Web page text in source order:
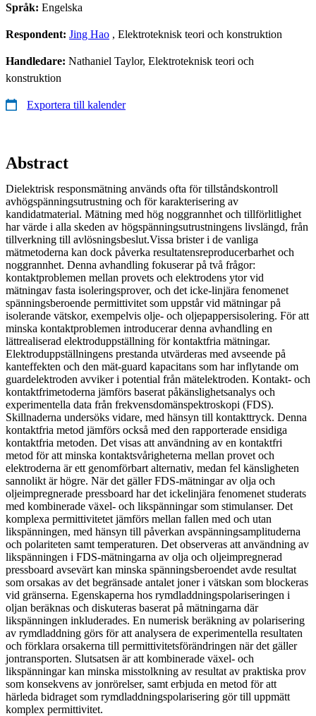
Språk: Engelska
Respondent: Jing Hao , Elektroteknisk teori och konstruktion
Handledare: Nathaniel Taylor, Elektroteknisk teori och
konstruktion
Exportera till kalender
Abstract
Dielektrisk responsmätning används ofta för tillståndskontroll
avhögspänningsutrustning och för karakterisering av
kandidatmaterial. Mätning med hög noggrannhet och tillförlitlighet
har värde i alla skeden av högspänningsutrustningens livslängd, från
tillverkning till avlösningsbeslut.Vissa brister i de vanliga
mätmetoderna kan dock påverka resultatensreproducerbarhet och
noggrannhet. Denna avhandling fokuserar på två frågor:
kontaktproblemen mellan provets och elektrodens ytor vid
mätningav fasta isoleringsprover, och det icke-linjära fenomenet
spänningsberoende permittivitet som uppstår vid mätningar på
isolerande vätskor, exempelvis olje- och oljepappersisolering. För att
minska kontaktproblemen introducerar denna avhandling en
lättrealiserad elektroduppställning för kontaktfria mätningar.
Elektroduppställningens prestanda utvärderas med avseende på
kanteffekten och den mät-guard kapacitans som har inflytande om
guardelektroden avviker i potential från mätelektroden. Kontakt- och
kontaktfrimetoderna jämförs baserat påkänslighetsanalys och
experimentella data från frekvensdomänspektroskopi (FDS).
Skillnaderna undersöks vidare, med hänsyn till kontakttryck. Denna
kontaktfria metod jämförs också med den rapporterade ensidiga
kontaktfria metoden. Det visas att användning av en kontaktfri
metod för att minska kontaktsvårigheterna mellan provet och
elektroderna är ett genomförbart alternativ, medan fel känsligheten
sannolikt är högre. När det gäller FDS-mätningar av olja och
oljeimpregnerade pressboard har det ickelinjära fenomenet studerats
med kombinerade växel- och likspänningar som stimulanser. Det
komplexa permittivitetet jämförs mellan fallen med och utan
likspänningen, med hänsyn till påverkan avspänningsamplituderna
och polariteten samt temperaturen. Det observeras att användning av
likspänningen i FDS-mätningarna av olja och oljeimpregnerad
pressboard avsevärt kan minska spänningsberoendet avde resultat
som orsakas av det begränsade antalet joner i vätskan som blockeras
vid gränserna. Egenskaperna hos rymdladdningspolariseringen i
oljan beräknas och diskuteras baserat på mätningarna där
likspänningen inkluderades. En numerisk beräkning av polarisering
av rymdladdning görs för att analysera de experimentella resultaten
och förklara orsakerna till permittivitetsförändringen när det gäller
jontransporten. Slutsatsen är att kombinerade växel- och
likspänningar kan minska misstolkning av resultat av praktiska prov
som konsekvens av jonrörelser, samt erbjuda en metod för att
härleda bidraget som rymdladdningspolarisering gör till uppmätt
komplex permittivitet.